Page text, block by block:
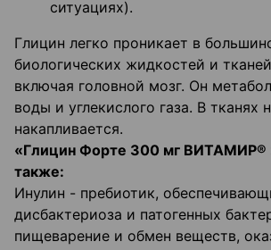
ситуациях).
Глицин легко проникает в
биологических жидкостей и
включая головной мозг. Он
воды и углекислого газа. В тканях
накапливается.
«Глицин Форте 300 мг ВИТАМИР®
также:
Инулин - пребиотик,
дисбактериоза и патогенных
пищеварение и обмен веществ,